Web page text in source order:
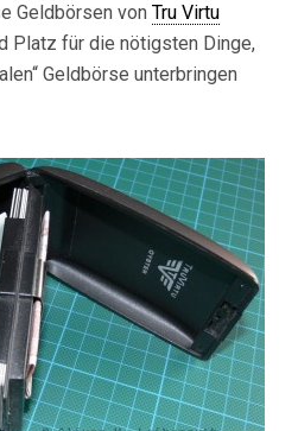
Geldbörsen von Tru Virtu
Platz für die nötigsten Dinge,
Geldbörse unterbringen